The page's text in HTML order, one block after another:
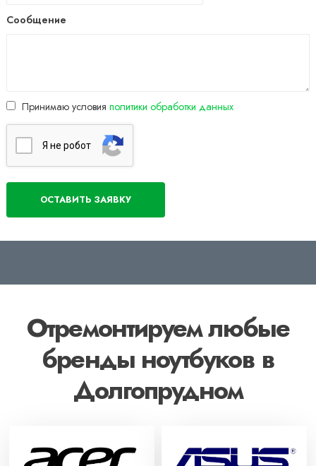
Сообщение
Принимаю условия политики обработки данных
Я нe poбoт
Отремонтируем любые
бренды ноутбуков в
Долгопрудном